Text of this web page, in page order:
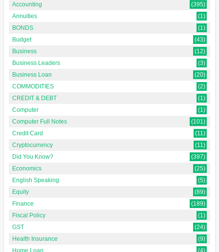
Accounting
(395)
Annuities
(1)
BONDS
(1)
Budget
(43)
Business
(12)
Business Leaders
(3)
Business Loan
(20)
COMMODITIES
(2)
CREDIT & DEBT
(1)
Computer
(1)
Computer Full Notes
(101)
Credit Card
(11)
Cryptocurrency
(11)
Did You Know?
(397)
Economics
(25)
English Speaking
(5)
Equity
(89)
Finance
(189)
Fiscal Policy
(1)
GST
(24)
Health Insurance
(9)
Home Loan
(4)